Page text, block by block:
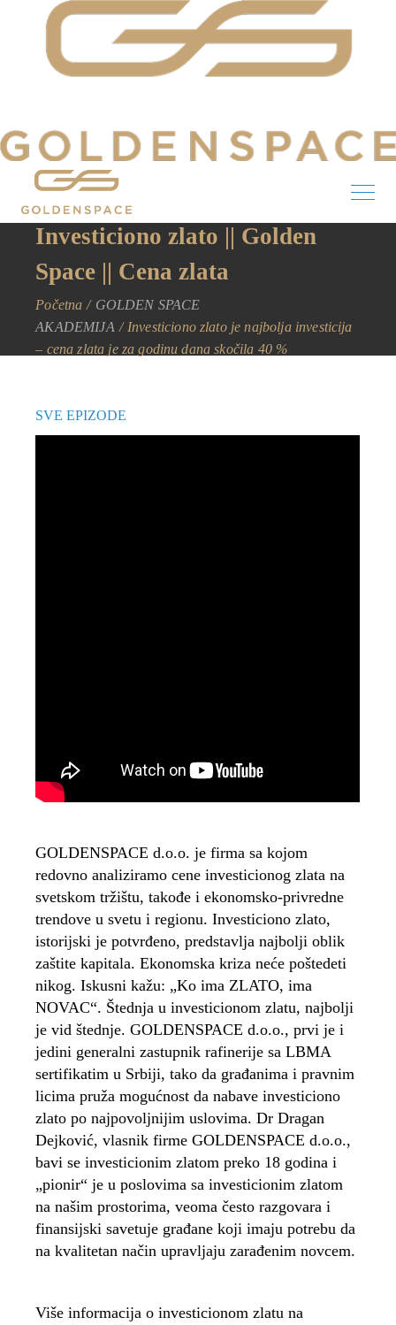
Investiciono zlato || Golden
Space || Cena zlata
Početna
GOLDEN SPACE
AKADEMIJA
Investiciono zlato je najbolja investicija
– cena zlata je za godinu dana skočila 40 %
SVE EPIZODE
GOLDENSPACE d.o.o. je firma sa kojom
redovno analiziramo cene investicionog zlata na
svetskom tržištu, takođe i ekonomsko-privredne
trendove u svetu i regionu. Investiciono zlato,
istorijski je potvrđeno, predstavlja najbolji oblik
zaštite kapitala. Ekonomska kriza neće poštedeti
nikog. Iskusni kažu: „Ko ima ZLATO, ima
NOVAC“. Štednja u investicionom zlatu, najbolji
je vid štednje. GOLDENSPACE d.o.o., prvi je i
jedini generalni zastupnik rafinerije sa LBMA
sertifikatim u Srbiji, tako da građanima i pravnim
licima pruža mogućnost da nabave investiciono
zlato po najpovoljnijim uslovima. Dr Dragan
Dejković, vlasnik firme GOLDENSPACE d.o.o.,
bavi se investicionim zlatom preko 18 godina i
„pionir“ je u poslovima sa investicionim zlatom
na našim prostorima, veoma često razgovara i
finansijski savetuje građane koji imaju potrebu da
na kvalitetan način upravljaju zarađenim novcem.
Više informacija o investicionom zlatu na